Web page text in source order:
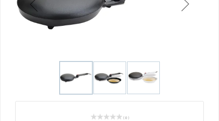
( 0 )